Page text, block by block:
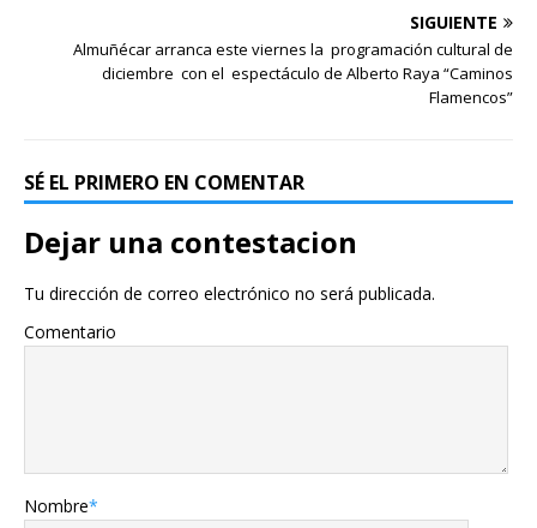
SIGUIENTE
Almuñécar arranca este viernes la programación cultural de
diciembre con el espectáculo de Alberto Raya “Caminos
Flamencos”
SÉ EL PRIMERO EN COMENTAR
Dejar una contestacion
Tu dirección de correo electrónico no será publicada.
Comentario
Nombre*